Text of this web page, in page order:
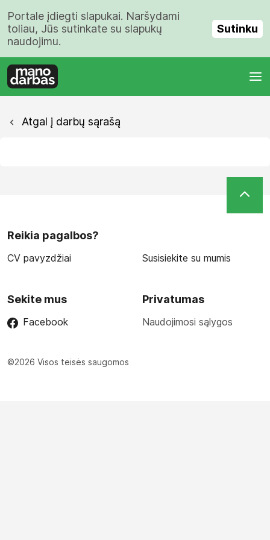
Portale įdiegti slapukai. Naršydami
toliau, Jūs sutinkate su slapukų
naudojimu.
Sutinku
Atgal į darbų sąrašą
Reikia pagalbos?
CV pavyzdžiai Susisiekite su mumis
Sekite mus
Facebook
Privatumas
Naudojimosi sąlygos
©2026 Visos teisės saugomos